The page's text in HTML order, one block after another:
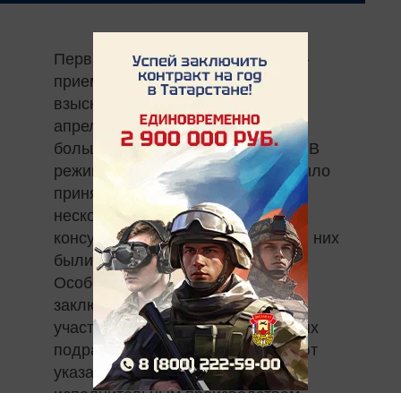
Первый республиканский онлайн-
прием граждан по вопросам
взыскания алиментов прошел 2
апреля. Новый формат привлек
большое количество заявителей. В
режиме видеоконференцсвязи было
принято более 30 татарстанцев,
несколько человек получили
консультации по телефону, среди них
были жители других регионов.
Особенность мероприятия
заключается в том, что в приеме
участвуют начальники структурных
подразделений, которые получают
указания для исполнения по